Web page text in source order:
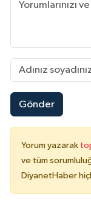
Gönder
Yorum yazarak
ve tüm
DiyanetHaber
Kütahya
Malatya
Manisa
Mardin
Mersin